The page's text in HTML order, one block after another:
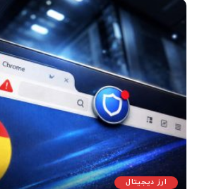
ارز دیجیتال